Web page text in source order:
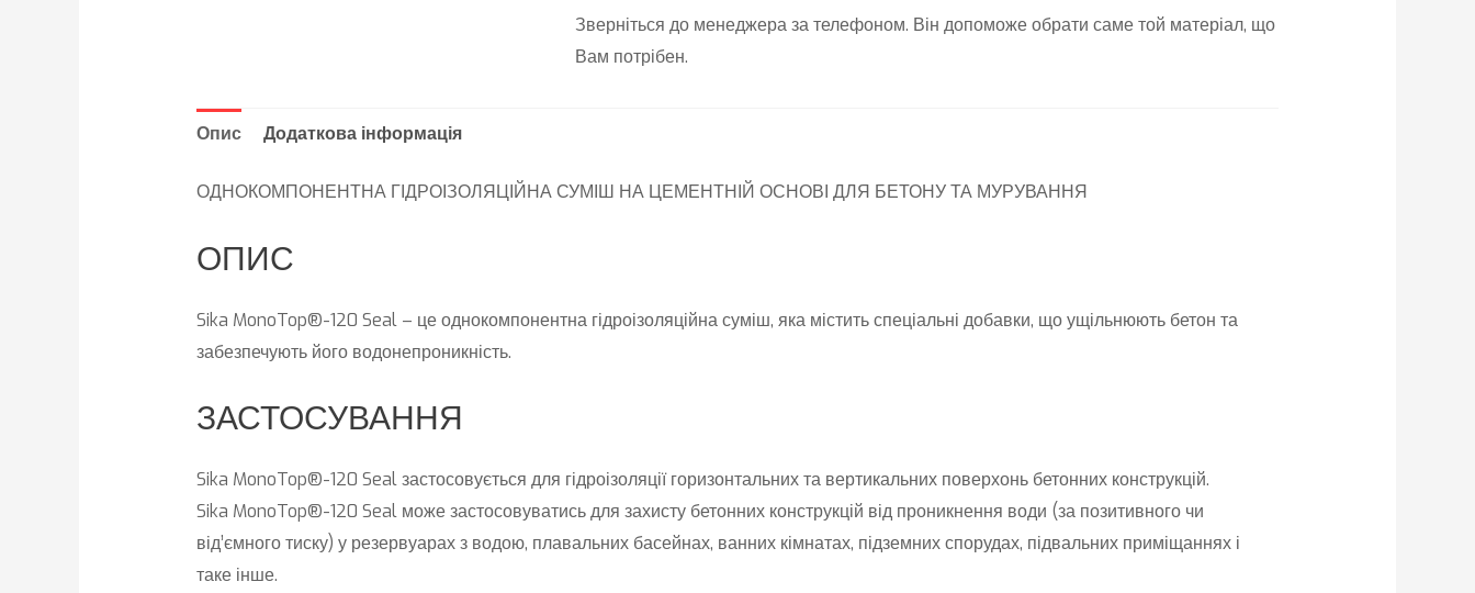
Зверніться до менеджера за телефоном. Він допоможе обрати саме той матеріал, що
Вам потрібен.
Опис Додаткова інформація
ОДНОКОМПОНЕНТНА ГІДРОІЗОЛЯЦІЙНА СУМІШ НА ЦЕМЕНТНІЙ ОСНОВІ ДЛЯ БЕТОНУ ТА МУРУВАННЯ
ОПИС
Sika MonoTop®-120 Seal – це однокомпонентна гідроізоляційна суміш, яка містить спеціальні добавки, що ущільнюють бетон та
забезпечують його водонепроникність.
ЗАСТОСУВАННЯ
Sika MonoTop®-120 Seal застосовується для гідроізоляції горизонтальних та вертикальних поверхонь бетонних конструкцій.
Sika MonoTop®-120 Seal може застосовуватись для захисту бетонних конструкцій від проникнення води (за позитивного чи
від’ємного тиску) у резервуарах з водою, плавальних басейнах, ванних кімнатах, підземних спорудах, підвальних приміщаннях і
таке інше.